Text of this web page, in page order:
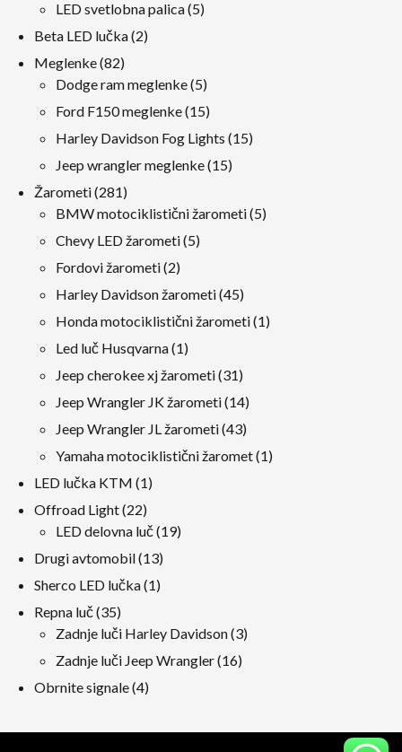
izdelki
LED svetlobna palica 55
Beta LED lučka 22
Meglenke 8282
izdelki
Dodge ram meglenke 55
izdelki
Ford F150 meglenke 1515
izdelki
Harley Davidson Fog Lights 1515
Jeep wrangler meglenke 1515
Žarometi 281281
izdelki
BMW motociklistični žarometi 55
Chevy LED žarometi 55
Fordovi žarometi 22
izdelki
Harley Davidson žarometi 4545
izdelki
Honda motociklistični žarometi 11
Led luč Husqvarna 11
izdelek
Jeep cherokee xj žarometi 3131
izdelki
Jeep Wrangler JK žarometi 1414
izdelki
Jeep Wrangler JL žarometi 4343
izdelki
Yamaha motociklistični žaromet 11
LED lučka KTM 11
Offroad Light 2222
izdelki
LED delovna luč 1919
Drugi avtomobil 1313
izdelki
Sherco LED lučka 11
Repna luč 3535
izdelki
Zadnje luči Harley Davidson 33
Zadnje luči Jeep Wrangler 1616
Obrnite signale 44